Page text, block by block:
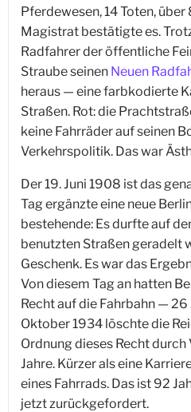
Pferdewesen, 14 Toten,
Magistrat bestätigte es.
Radfahrer der öffentliche
Straube seinen Neuen
heraus — eine farbkodierte
Straßen. Rot: die
keine Fahrräder auf seinen
Verkehrspolitik. Das war
Der 19. Juni 1908 ist das
Tag ergänzte eine neue
bestehende: Es durfte auf
benutzten Straßen geradelt
Geschenk. Es war das
Von diesem Tag an hatten
Recht auf die Fahrbahn — 26
Oktober 1934 löschte die
Ordnung dieses Recht
Jahre. Kürzer als eine
eines Fahrrads. Das ist 92
jetzt zurückgefordert.